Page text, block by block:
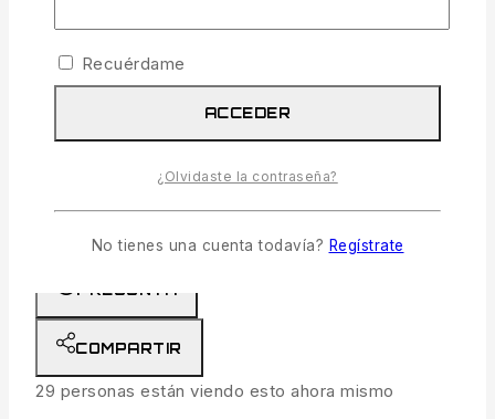
1 disponibles
AÑADIR AL CARRITO
COMPRAR AHORA
PREGUNTA
COMPARTIR
29 personas están viendo esto ahora mismo
Recuérdame
ACCEDER
¿Olvidaste la contraseña?
No tienes una cuenta todavía? Regístrate